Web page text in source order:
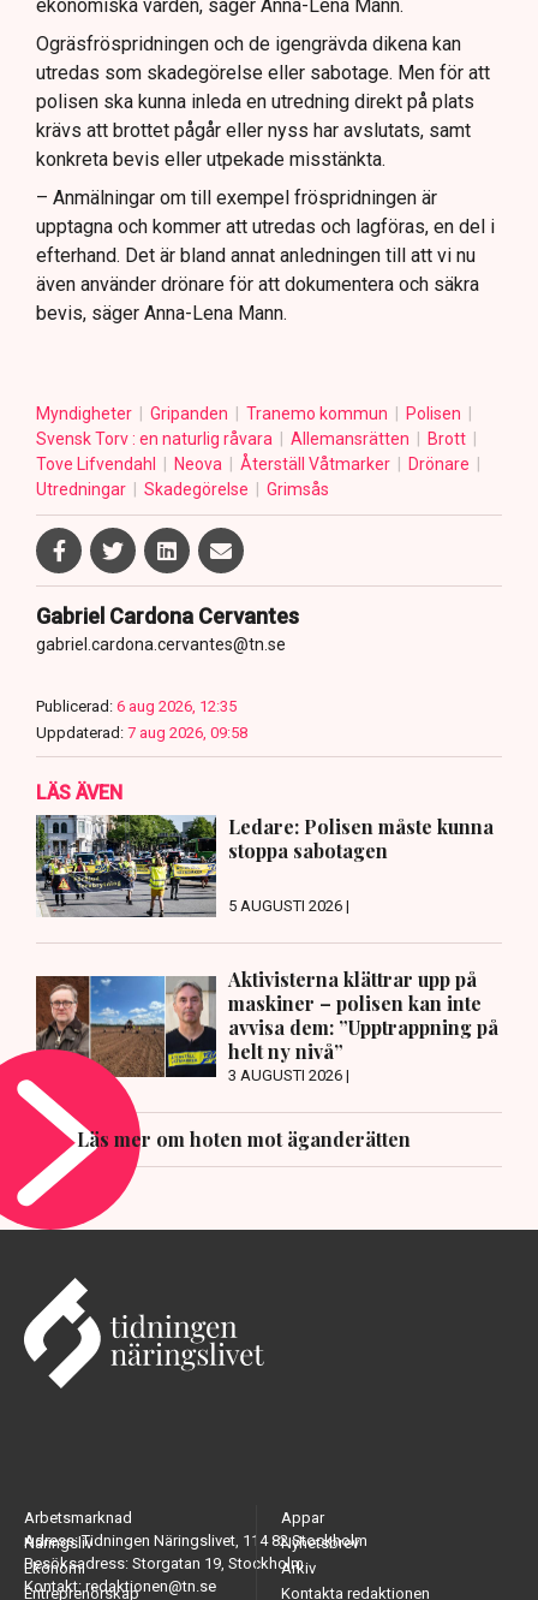
ekonomiska värden, säger Anna-Lena Mann.
Ogräsfröspridningen och de igengrävda dikena kan
utredas som skadegörelse eller sabotage. Men för att
polisen ska kunna inleda en utredning direkt på plats
krävs att brottet pågår eller nyss har avslutats, samt
konkreta bevis eller utpekade misstänkta.
– Anmälningar om till exempel fröspridningen är
upptagna och kommer att utredas och lagföras, en del i
efterhand. Det är bland annat anledningen till att vi nu
även använder drönare för att dokumentera och säkra
bevis, säger Anna-Lena Mann.
Myndigheter Gripanden Tranemo kommun
Polisen
Svensk Torv : en naturlig råvara
Allemansrätten
Brott
Tove Lifvendahl
Neova Återställ Våtmarker
Drönare
Utredningar
Skadegörelse Grimsås
Gabriel Cardona Cervantes
gabriel.cardona.cervantes@tn.se
Publicerad: 6 aug 2026, 12:35
Uppdaterad: 7 aug 2026, 09:58
LÄS ÄVEN
Ledare: Polisen måste kunna
stoppa sabotagen
5 AUGUSTI 2026 |
Aktivisterna klättrar upp på
maskiner – polisen kan inte
avvisa dem: ”Upptrappning på
helt ny nivå”
3 AUGUSTI 2026 |
Läs mer om hoten mot äganderätten
Adress: Tidningen Näringslivet, 114 82 Stockholm
Besöksadress: Storgatan 19, Stockholm
Kontakt: redaktionen@tn.se
Arbetsmarknad
Näringsliv
Ekonomi
Entreprenörskap
Appar
Nyhetsbrev
Arkiv
Kontakta redaktionen